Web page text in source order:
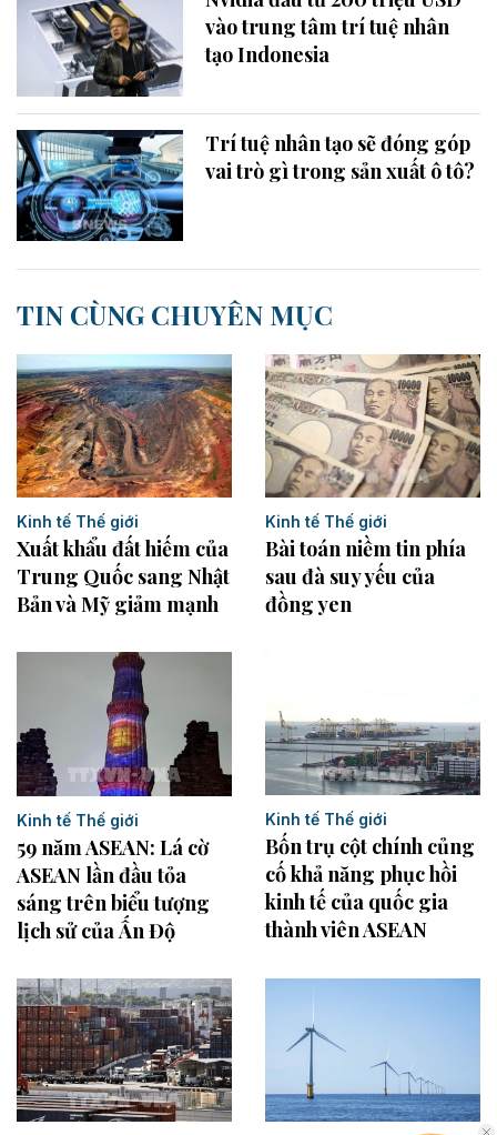
vào trung tâm trí tuệ nhân
tạo Indonesia
Trí tuệ nhân tạo sẽ đóng góp
vai trò gì trong sản xuất ô tô?
TIN CÙNG CHUYÊN MỤC
Kinh tế Thế giới
Xuất khẩu đất hiếm của
Trung Quốc sang Nhật
Bản và Mỹ giảm mạnh
Kinh tế Thế giới
Bài toán niềm tin phía
sau đà suy yếu của
đồng yen
Kinh tế Thế giới
59 năm ASEAN: Lá cờ
ASEAN lần đầu tỏa
sáng trên biểu tượng
lịch sử của Ấn Độ
Kinh tế Thế giới
Bốn trụ cột chính củng
cố khả năng phục hồi
kinh tế của quốc gia
thành viên ASEAN